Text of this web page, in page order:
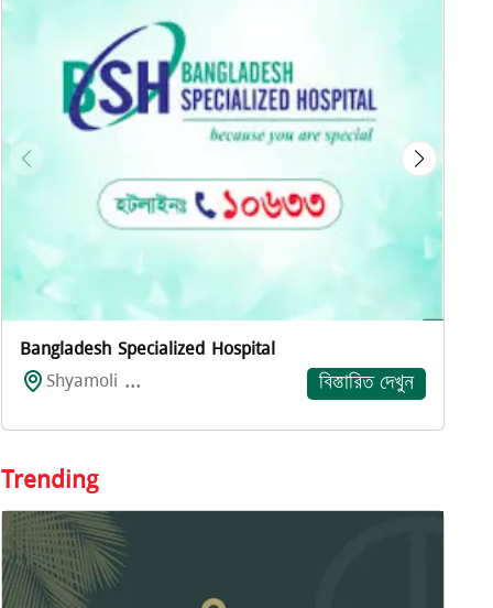
Bangladesh Specialized Hospital
Shyamoli ...
বিস্তারিত দেখুন
Trending